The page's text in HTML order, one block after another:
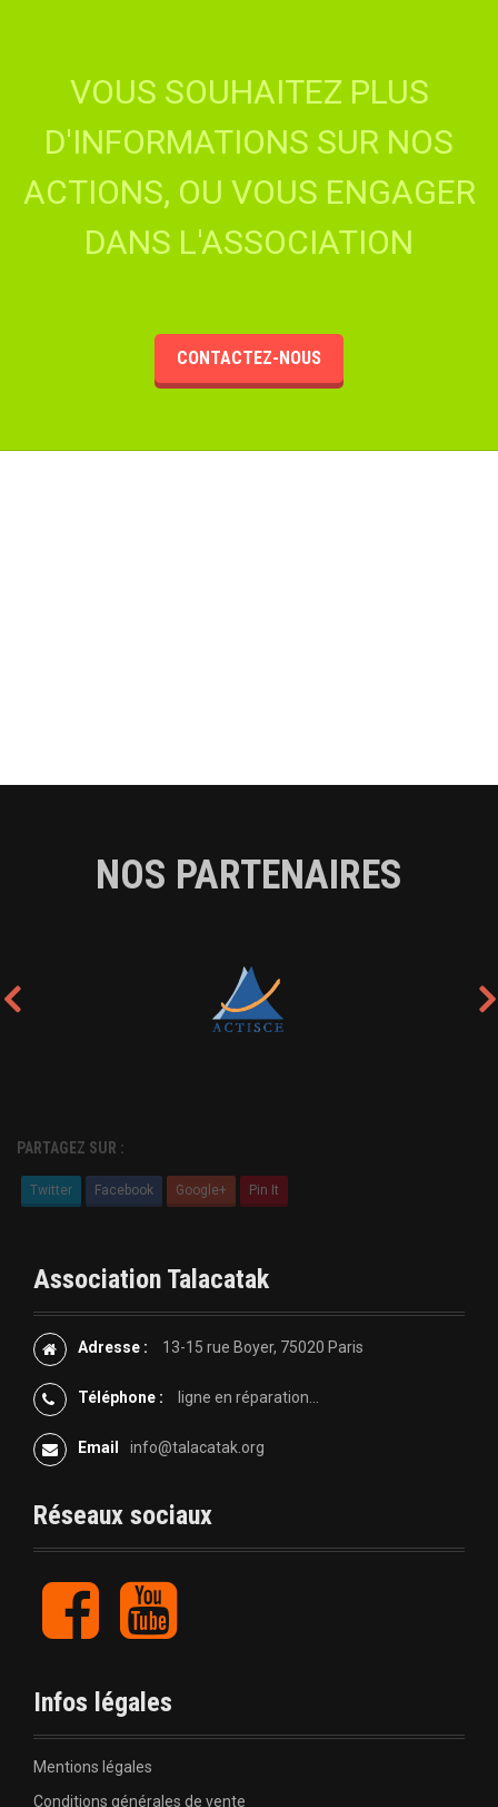
VOUS SOUHAITEZ PLUS
D'INFORMATIONS SUR NOS
ACTIONS, OU VOUS ENGAGER
DANS L'ASSOCIATION
CONTACTEZ-NOUS
NOS PARTENAIRES
PARTAGEZ SUR :
Twitter Facebook Google+ Pin It
Association Talacatak
Adresse : 13-15 rue Boyer, 75020 Paris
Téléphone : ligne en réparation...
Email info@talacatak.org
Réseaux sociaux
F
c
o
Y
u
Infos légales
Mentions légales
Conditions générales de vente